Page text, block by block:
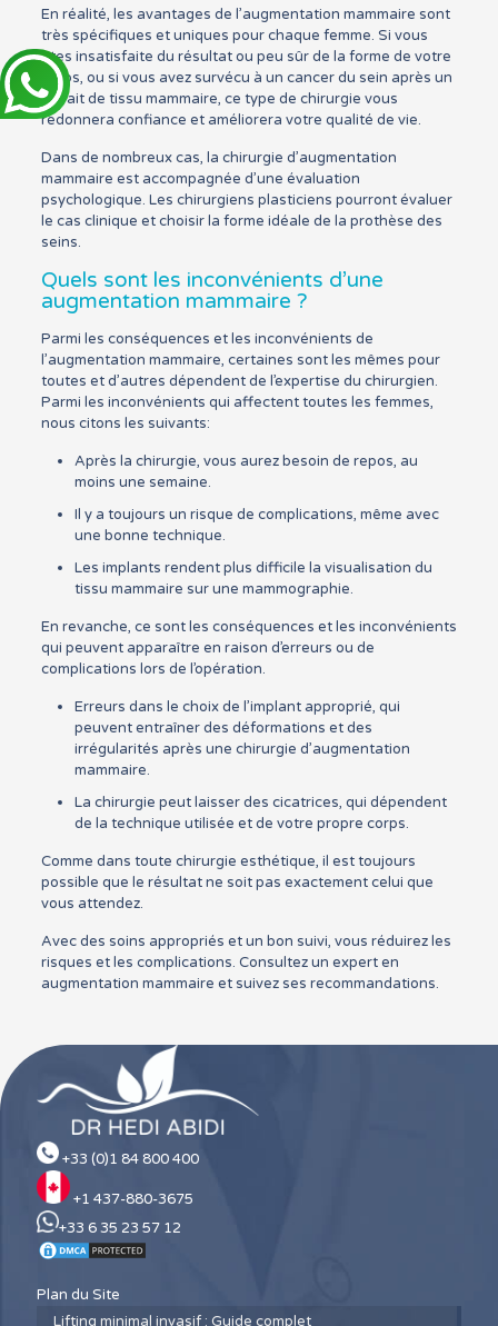
En réalité, les avantages de l’augmentation mammaire sont
très spécifiques et uniques pour chaque femme. Si vous
êtes insatisfaite du résultat ou peu sûr de la forme de votre
corps, ou si vous avez survécu à un cancer du sein après un
retrait de tissu mammaire, ce type de chirurgie vous
redonnera confiance et améliorera votre qualité de vie.
Dans de nombreux cas, la chirurgie d’augmentation
mammaire est accompagnée d’une évaluation
psychologique. Les chirurgiens plasticiens pourront évaluer
le cas clinique et choisir la forme idéale de la prothèse des
seins.
Quels sont les inconvénients d’une
augmentation mammaire ?
Parmi les conséquences et les inconvénients de
l’augmentation mammaire, certaines sont les mêmes pour
toutes et d’autres dépendent de l’expertise du chirurgien.
Parmi les inconvénients qui affectent toutes les femmes,
nous citons les suivants:
Après la chirurgie, vous aurez besoin de repos, au
moins une semaine.
Il y a toujours un risque de complications, même avec
une bonne technique.
Les implants rendent plus difficile la visualisation du
tissu mammaire sur une mammographie.
En revanche, ce sont les conséquences et les inconvénients
qui peuvent apparaître en raison d’erreurs ou de
complications lors de l’opération.
Erreurs dans le choix de l’implant approprié, qui
peuvent entraîner des déformations et des
irrégularités après une chirurgie d’augmentation
mammaire.
La chirurgie peut laisser des cicatrices, qui dépendent
de la technique utilisée et de votre propre corps.
Comme dans toute chirurgie esthétique, il est toujours
possible que le résultat ne soit pas exactement celui que
vous attendez.
Avec des soins appropriés et un bon suivi, vous réduirez les
risques et les complications. Consultez un expert en
augmentation mammaire et suivez ses recommandations.
+33 (0)1 84 800 400
+1 437-880-3675
+33 6 35 23 57 12
Plan du Site
Lifting minimal invasif : Guide complet